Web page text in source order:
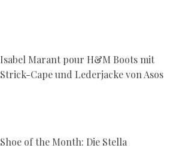
Isabel Marant pour H&M Boots mit
Strick-Cape und Lederjacke von Asos
Shoe of the Month: Die Stella